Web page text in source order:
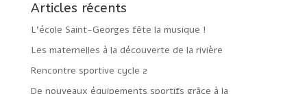
Articles récents
L’école Saint-Georges fête la musique !
Les maternelles à la découverte de la rivière
Rencontre sportive cycle 2
De nouveaux équipements sportifs grâce à la